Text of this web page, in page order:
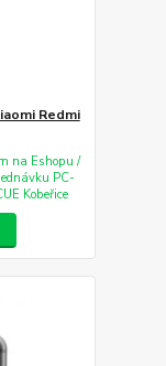
Redmi
na Eshopu /
PC-
Kobeřice